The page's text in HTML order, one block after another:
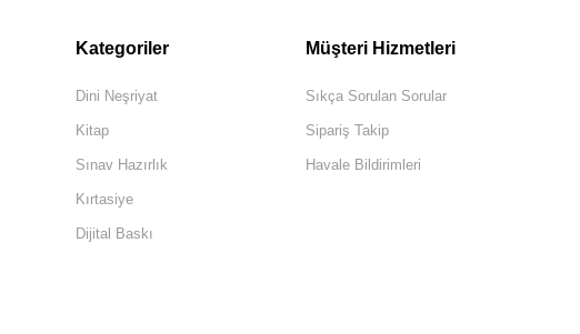
Kategoriler
Dini Neşriyat
Kitap
Sınav Hazırlık
Kırtasiye
Dijital Baskı
Müşteri Hizmetleri
Sıkça Sorulan Sorular
Sipariş Takip
Havale Bildirimleri